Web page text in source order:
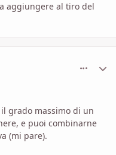
aggiungere al tiro del
grado massimo di un
e puoi combinarne
(mi pare).